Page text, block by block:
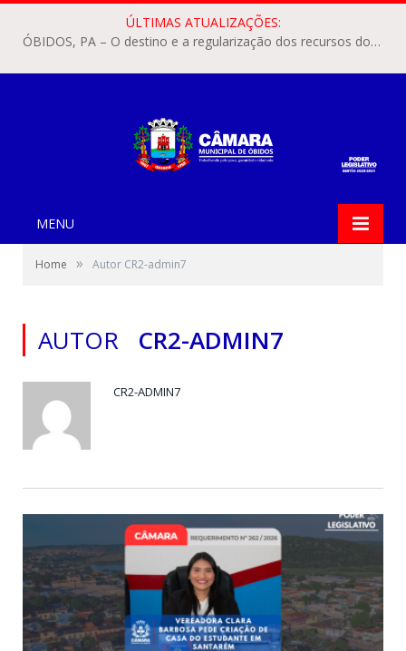
ÚLTIMAS ATUALIZAÇÕES:
ÓBIDOS, PA – O destino e a regularização dos recursos dos Precatórios do FUNDEF (Fundo de Manutenção e Desenvolvimento do Ensino Fundamental e de Valorização do Magistério) voltaram a pautar as discussões na Câmara Municipal de Óbidos.
MENU
Home » Autor CR2-admin7
AUTOR CR2-ADMIN7
CR2-ADMIN7